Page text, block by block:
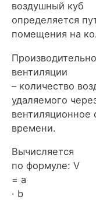
воздушный куб
определяется
помещения на
вентиляции
– количество
удаляемого
вентиляционное
времени.
Вычисляется
по формуле: V
= a
· b